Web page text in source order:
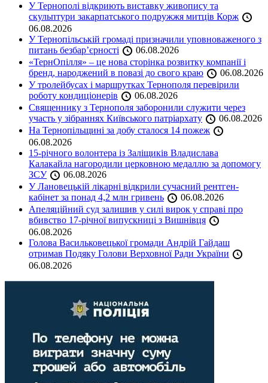
У Тернополі відкриють виставку живопису та
скульптури закарпатського подружжя митців Корж
06.08.2026
У Тернопільській громаді призначили уповноваженого з
питань безбар’єрності
06.08.2026
«ТернОпілля» – це нова сторінка розвитку компанії і
бренд, народжений в повазі до свого краю
06.08.2026
У тролейбусах і маршрутках Тернополя перевірили
роботу кондиціонерів
06.08.2026
Священнику з Тернополя заборонили служити через
участь у зібраннях Київського патріархату
06.08.2026
На Тернопільщині за добу сталося 14 пожеж
06.08.2026
15-річного волонтера із Заліщиків Владислава
Калакайла нагородили церковною медаллю за допомогу
ЗСУ
06.08.2026
У Лановецькій лікарні відкрили сучасний рентген-
кабінет за понад 4,2 млн гривень
06.08.2026
Апеляційний суд залишив у силі вирок у справі про
вбивство 17-річної випускниці з Вишнівця
06.08.2026
Голова Васильковецької громади Андрій Гайдаш
отримав Подяку Голови Верховної Ради України
06.08.2026